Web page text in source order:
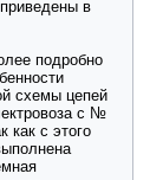
в
подробно
схемы цепей
с №
как с этого